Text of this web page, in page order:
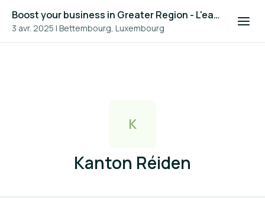
Boost your business in Greater Region - L'eau dans la construction en Grande Région 2025
3 avr. 2025 | Bettembourg, Luxembourg
K
Kanton Réiden